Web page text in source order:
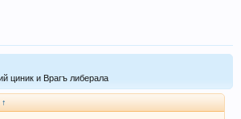
циник и Врагъ либерала
↑